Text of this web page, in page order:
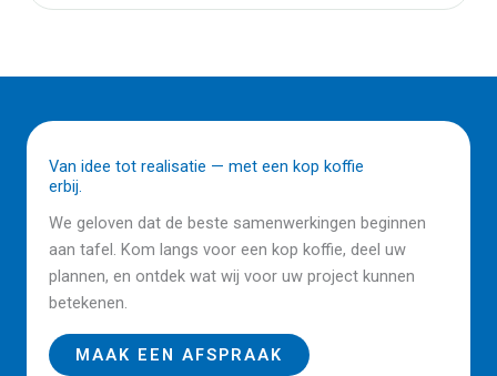
Van idee tot realisatie — met een kop koffie
erbij.
We geloven dat de beste samenwerkingen beginnen
aan tafel. Kom langs voor een kop koffie, deel uw
plannen, en ontdek wat wij voor uw project kunnen
betekenen.
MAAK EEN AFSPRAAK